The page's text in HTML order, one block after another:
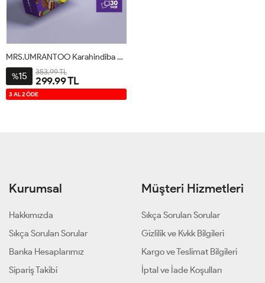
MRS.UMRANTOO Karahindiba Detox Kahve 30 Saşe
%15 353.99 TL
299.99 TL
3 AL 2 ÖDE
Kurumsal
Hakkımızda
Sıkça Sorulan Sorular
Banka Hesaplarımız
Sipariş Takibi
Müşteri Hizmetleri
Sıkça Sorulan Sorular
Gizlilik ve Kvkk Bilgileri
Kargo ve Teslimat Bilgileri
İptal ve İade Koşulları